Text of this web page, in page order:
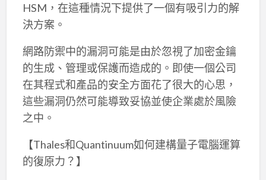
HSM，在這種情況下提供了一個有吸引力的解
決方案。
網路防禦中的漏洞可能是由於忽視了加密金鑰
的生成、管理或保護而造成的。即使一個公司
在其程式和產品的安全方面花了很大的心思，
這些漏洞仍然可能導致妥協並使企業處於風險
之中。
【Thales和Quantinuum如何建構量子電腦運算
的復原力？】